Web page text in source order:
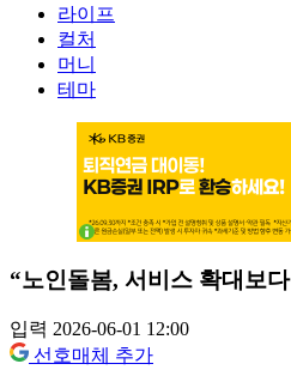
라이프
컬처
머니
테마
“노인돌봄, 서비스 확대보
입력 2026-06-01 12:00
선호매체 추가